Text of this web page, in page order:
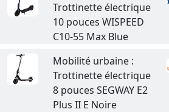
Trottinette électrique
10 pouces WISPEED
C10-55 Max Blue
Mobilité urbaine :
Trottinette électrique
8 pouces SEGWAY E2
Plus II E Noire